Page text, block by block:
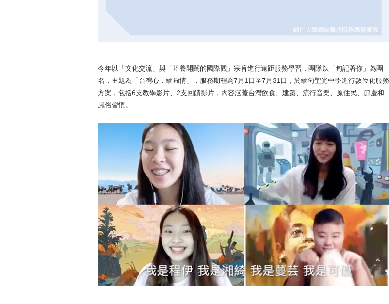
今年以「文化交流」與「培養開闊的國際觀」宗旨進行遠距服務學習，團隊以「甸記著你」為團
名，主題為「台灣心，緬甸情」，服務期程為7月1日至7月31日，於緬甸聖光中學進行數位化服務
方案，包括6支教學影片、2支回饋影片，內容涵蓋台灣飲食、建築、流行音樂、原住民、節慶和
風俗習慣。